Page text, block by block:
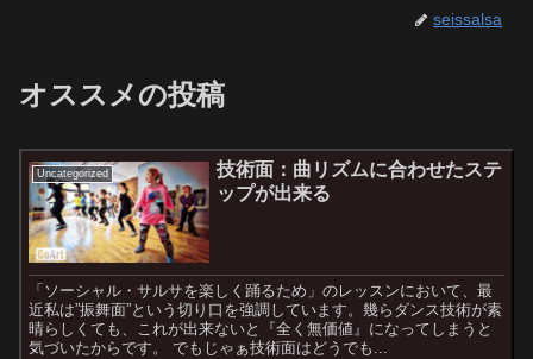
seissalsa
オススメの投稿
Uncategorized
技術面：曲リズムに合わせたステ
ップが出来る
「ソーシャル・サルサを楽しく踊るため」のレッスンにおいて、最
近私は”振舞面”という切り口を強調しています。幾らダンス技術が素
晴らしくても、これが出来ないと『全く無価値』になってしまうと
気づいたからです。 でもじゃぁ技術面はどうでも...